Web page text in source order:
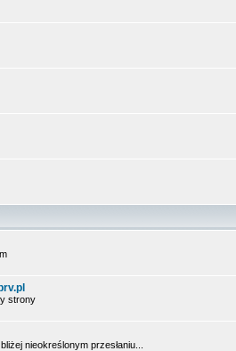
strony
nieokreślonym przesłaniu...